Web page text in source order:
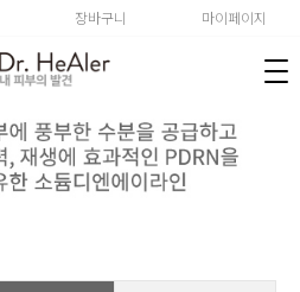
장바구니 마이페이지